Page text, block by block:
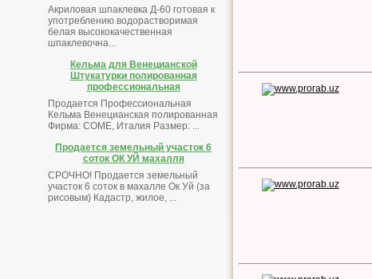
Акриловая шпаклевка Д-60 готовая к
употреблению водорастворимая
белая высококачественная
шпаклевочна...
Кельма для Венецианской
Штукатурки полированная
профессиональная
Продается Профессиональная
Кельма Венецианская полированная
Фирма: COME, Италия Размер: ...
Продается земельный участок 6
соток ОК УЙ махалля
СРОЧНО! Продается земельный
участок 6 соток в махалле Ок Уй (за
рисовым) Кадастр, жилое, ...